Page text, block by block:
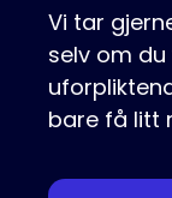
Vi tar
selv om
bare få litt